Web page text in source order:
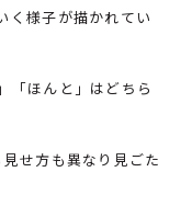
く様子が描かれてい
「ほんと」はどちら
せ方も異なり見ごた